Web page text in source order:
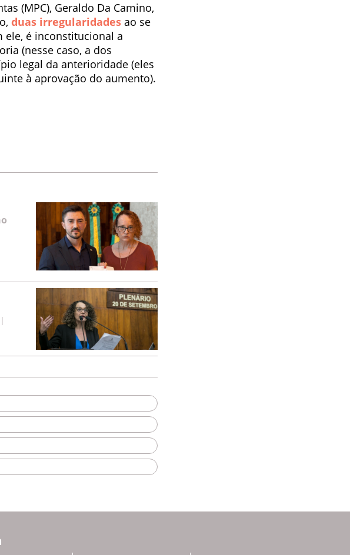
(MPC), Geraldo Da Camino,
duas irregularidades ao se
ele, é inconstitucional a
(nesse caso, a dos
legal da anterioridade (eles
à aprovação do aumento).